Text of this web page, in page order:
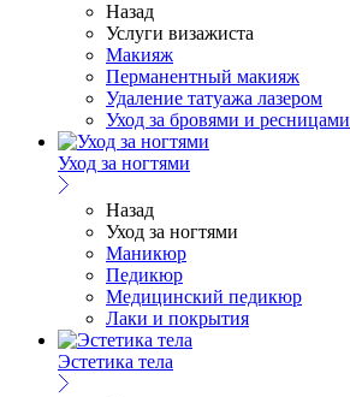
Назад
Услуги визажиста
Макияж
Перманентный макияж
Удаление татуажа лазером
Уход за бровями и ресницами
Уход за ногтями
Назад
Уход за ногтями
Маникюр
Педикюр
Медицинский педикюр
Лаки и покрытия
Эстетика тела